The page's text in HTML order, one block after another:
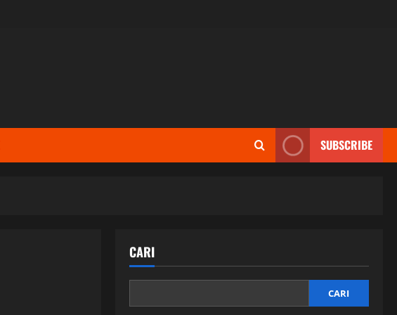
SUBSCRIBE
CARI
CARI